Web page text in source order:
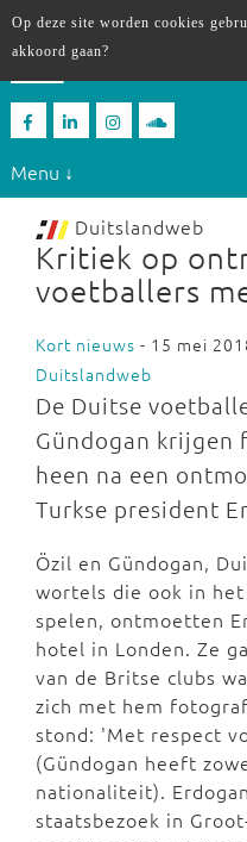
Menu ↓
Duitslandweb
Kritiek op
voetballers
Kort nieuws - 15 mei
Duitslandweb
De Duitse
Gündogan krijgen
heen na een
Turkse president
Özil en Gündogan,
wortels die ook in
spelen, ontmoetten
hotel in Londen. Ze
van de Britse clubs
zich met hem
stond: 'Met respect
(Gündogan heeft
nationaliteit).
staatsbezoek in
Op deze site worden cookies
akkoord gaan?